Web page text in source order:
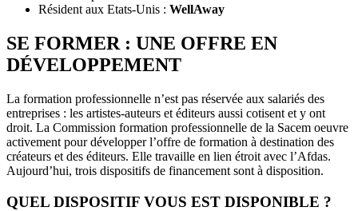
Résident aux Etats-Unis : WellAway
SE FORMER : UNE OFFRE EN
DÉVELOPPEMENT
La formation professionnelle n’est pas réservée aux salariés des
entreprises : les artistes-auteurs et éditeurs aussi cotisent et y ont
droit. La Commission formation professionnelle de la Sacem oeuvre
activement pour développer l’offre de formation à destination des
créateurs et des éditeurs. Elle travaille en lien étroit avec l’Afdas.
Aujourd’hui, trois dispositifs de financement sont à disposition.
QUEL DISPOSITIF VOUS EST DISPONIBLE ?